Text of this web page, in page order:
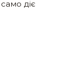
діє